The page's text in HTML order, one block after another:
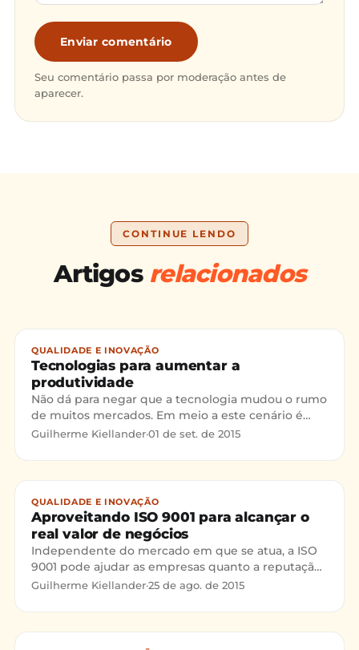
Enviar comentário
Seu comentário passa por moderação antes de
aparecer.
CONTINUE LENDO
Artigos relacionados
QUALIDADE E INOVAÇÃO
Tecnologias para aumentar a
produtividade
Não dá para negar que a tecnologia mudou o rumo
de muitos mercados. Em meio a este cenário é
possível observar que muitas empresas ainda
Guilherme Kiellander·01 de set. de 2015
QUALIDADE E INOVAÇÃO
Aproveitando ISO 9001 para alcançar o
real valor de negócios
Independente do mercado em que se atua, a ISO
9001 pode ajudar as empresas quanto a reputação,
vantagem sobre a concorrência, além da conquista
seus processos afim de obter melhores resultados.
Guilherme Kiellander·25 de ago. de 2015